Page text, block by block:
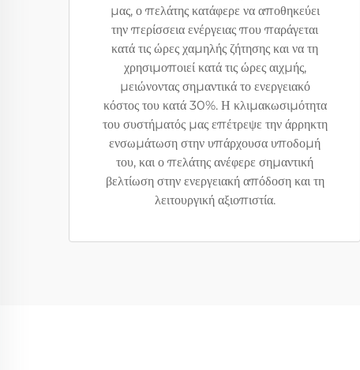
μας, ο πελάτης κατάφερε να αποθηκεύει
την περίσσεια ενέργειας που παράγεται
κατά τις ώρες χαμηλής ζήτησης και να τη
χρησιμοποιεί κατά τις ώρες αιχμής,
μειώνοντας σημαντικά το ενεργειακό
κόστος του κατά 30%. Η κλιμακωσιμότητα
του συστήματός μας επέτρεψε την άρρηκτη
ενσωμάτωση στην υπάρχουσα υποδομή
του, και ο πελάτης ανέφερε σημαντική
βελτίωση στην ενεργειακή απόδοση και τη
λειτουργική αξιοπιστία.